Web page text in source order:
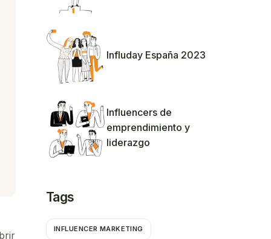
Influday España 2023
Influencers de
emprendimiento y
liderazgo
Tags
INFLUENCER MARKETING